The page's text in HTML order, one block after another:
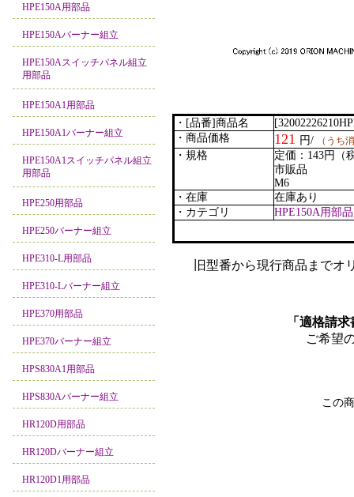
HPE150A用部品
HPE150Aバーナー組立
HPE150Aスイッチパネル組立
用部品
HPE150A1用部品
HPE150A1バーナー組立
HPE150A1スイッチパネル組立
用部品
HPE250用部品
HPE250バーナー組立
HPE310-L用部品
HPE310-Lバーナー組立
HPE370用部品
HPE370バーナー組立
HPS830A1用部品
HPS830Aバーナー組立
HR120D用部品
HR120Dバーナー組立
HR120D1用部品
・[品番]商品名
・商品価格
121 円/ （うち
・規格
定価：143円（
市販品
M6
・在庫
在庫あり
・カテゴリ
HPE150A用部品
旧型番から現行商品まで
「適格請
ご希望
この